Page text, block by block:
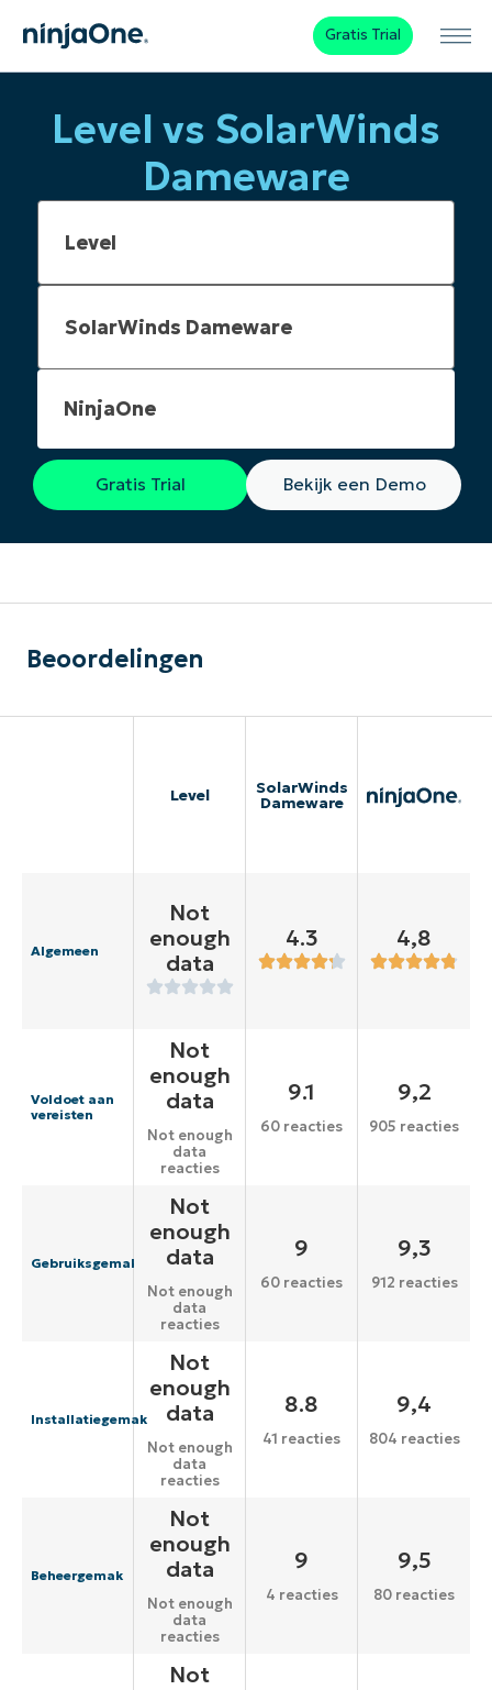
Gratis Trial
Level vs SolarWinds
Dameware
NinjaOne
Gratis Trial Bekijk een Demo
Beoordelingen
Level SolarWinds
Dameware
Algemeen
Not
enough
data
4.3 4,8
Voldoet aan
vereisten
Not
enough
data
Not enough
data
reacties
9.1
60 reacties
9,2
905 reacties
Gebruiksgemak
Not
enough
data
Not enough
data
reacties
9
60 reacties
9,3
912 reacties
Installatiegemak
Not
enough
data
Not enough
data
reacties
8.8
41 reacties
9,4
804 reacties
Beheergemak
Not
enough
data
Not enough
data
reacties
9
4 reacties
9,5
80 reacties
Not